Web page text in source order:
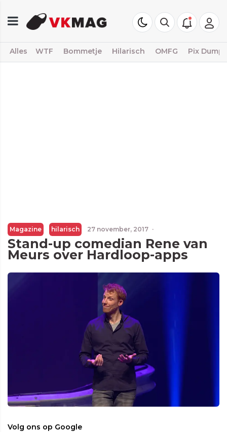
Alles WTF Bommetje Hilarisch OMFG Pix Dump
Magazine hilarisch 27 november, 2017 ·
Stand-up comedian Rene van
Meurs over Hardloop-apps
Volg ons op Google